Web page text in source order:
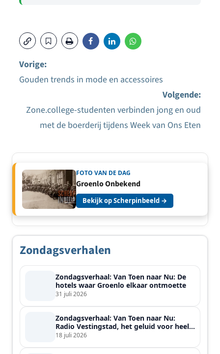
navigatie
Vorige:
Gouden trends in mode en accessoires
Volgende:
Zone.college-studenten verbinden jong en oud
met de boerderij tijdens Week van Ons Eten
FOTO VAN DE DAG
Groenlo Onbekend
Bekijk op Scherpinbeeld →
Zondagsverhalen
Zondagsverhaal: Van Toen naar Nu: De
hotels waar Groenlo elkaar ontmoette
31 juli 2026
Zondagsverhaal: Van Toen naar Nu:
Radio Vestingstad, het geluid voor heel
de streek
18 juli 2026